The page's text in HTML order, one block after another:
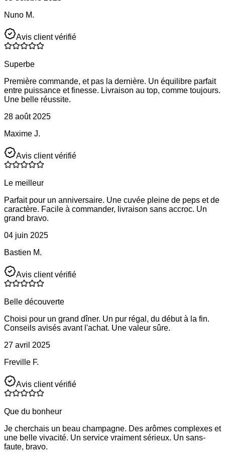
Nuno M.
Avis client vérifié
Superbe
Première commande, et pas la dernière. Un équilibre parfait
entre puissance et finesse. Livraison au top, comme toujours.
Une belle réussite.
28 août 2025
Maxime J.
Avis client vérifié
Le meilleur
Parfait pour un anniversaire. Une cuvée pleine de peps et de
caractère. Facile à commander, livraison sans accroc. Un
grand bravo.
04 juin 2025
Bastien M.
Avis client vérifié
Belle découverte
Choisi pour un grand dîner. Un pur régal, du début à la fin.
Conseils avisés avant l'achat. Une valeur sûre.
27 avril 2025
Freville F.
Avis client vérifié
Que du bonheur
Je cherchais un beau champagne. Des arômes complexes et
une belle vivacité. Un service vraiment sérieux. Un sans-
faute, bravo.